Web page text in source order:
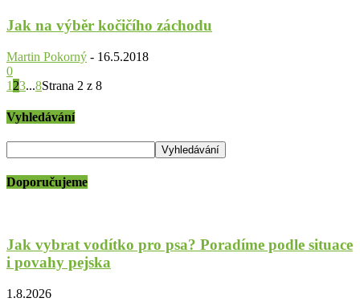
Jak na výběr kočičího záchodu
Martin Pokorný - 16.5.2018
0
1 23...8Strana 2 z 8
Vyhledávání
Doporučujeme
Jak vybrat vodítko pro psa? Poradíme podle situace
i povahy pejska
1.8.2026